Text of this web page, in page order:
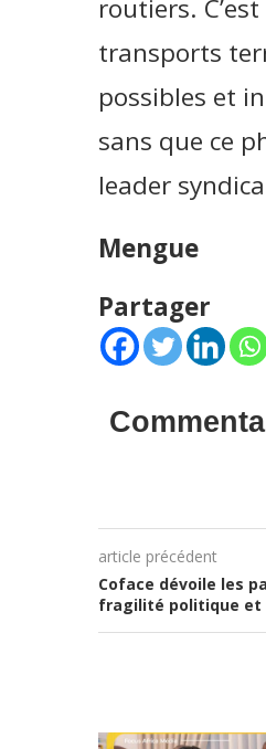
routiers.
transports
possibles et
sans que ce
leader
Mengue
Partager
article précédent
Coface dévoile les
fragilité politique et